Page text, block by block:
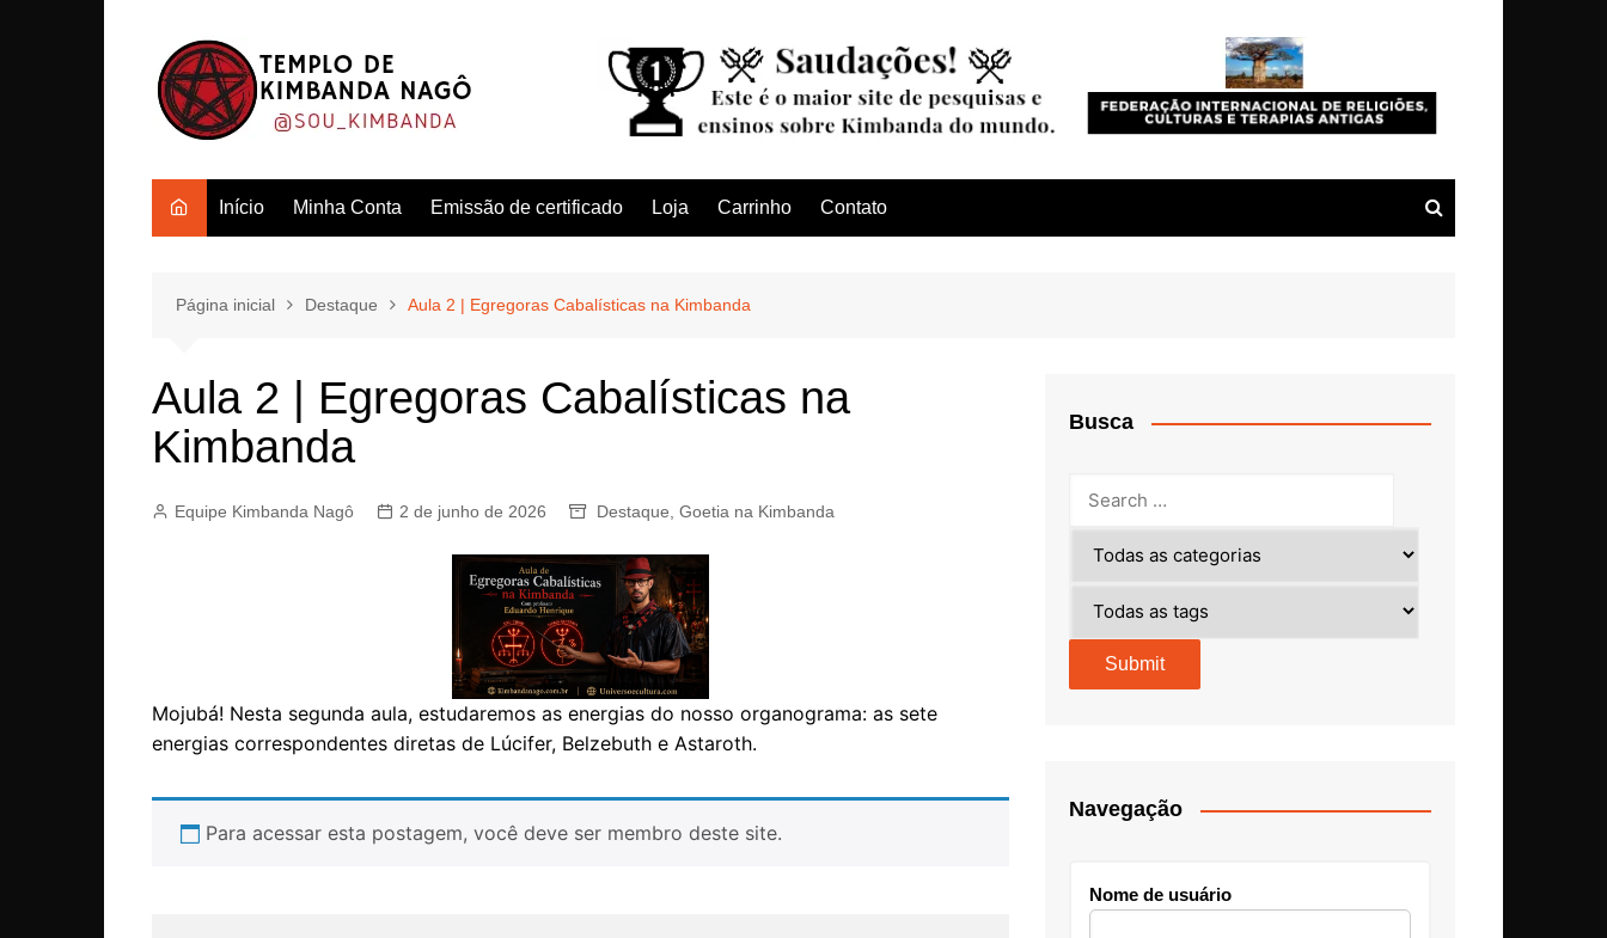
Início Minha Conta Emissão de certificado Loja Carrinho Contato
Página inicial Destaque Aula 2 | Egregoras Cabalísticas na Kimbanda
Aula 2 | Egregoras Cabalísticas na
Kimbanda
Equipe Kimbanda Nagô 2 de junho de 2026 Destaque Goetia na Kimbanda
Mojubá! Nesta segunda aula, estudaremos as energias do nosso organograma: as sete
energias correspondentes diretas de Lúcifer, Belzebuth e Astaroth.
Para acessar esta postagem, você deve ser membro deste site.
Busca
Navegação
Nome de usuário